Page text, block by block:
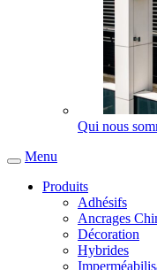
Qui nous
Menu
Produits
Adhésifs
Ancrages
Décoration
Hybrides